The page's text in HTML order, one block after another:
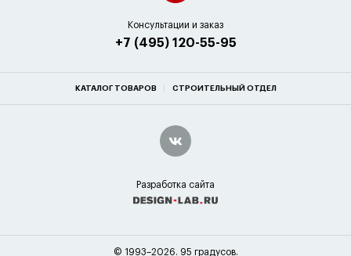
Консультации и заказ
+7 (495) 120-55-95
КАТАЛОГ ТОВАРОВ СТРОИТЕЛЬНЫЙ ОТДЕЛ
Разработка сайта
© 1993–2026. 95 градусов.